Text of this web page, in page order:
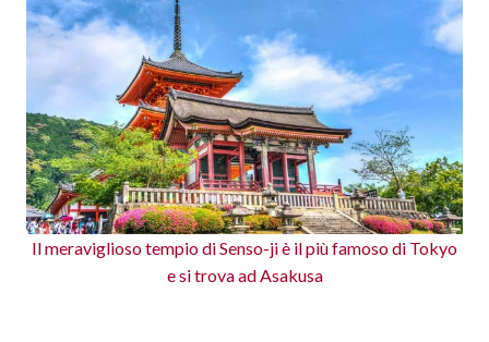
Il meraviglioso tempio di Senso-ji è il più famoso di Tokyo
e si trova ad Asakusa